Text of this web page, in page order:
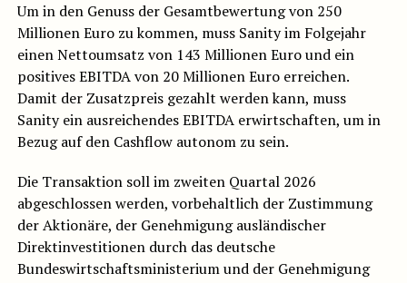
Um in den Genuss der Gesamtbewertung von 250
Millionen Euro zu kommen, muss Sanity im Folgejahr
einen Nettoumsatz von 143 Millionen Euro und ein
positives EBITDA von 20 Millionen Euro erreichen.
Damit der Zusatzpreis gezahlt werden kann, muss
Sanity ein ausreichendes EBITDA erwirtschaften, um in
Bezug auf den Cashflow autonom zu sein.
Die Transaktion soll im zweiten Quartal 2026
abgeschlossen werden, vorbehaltlich der Zustimmung
der Aktionäre, der Genehmigung ausländischer
Direktinvestitionen durch das deutsche
Bundeswirtschaftsministerium und der Genehmigung